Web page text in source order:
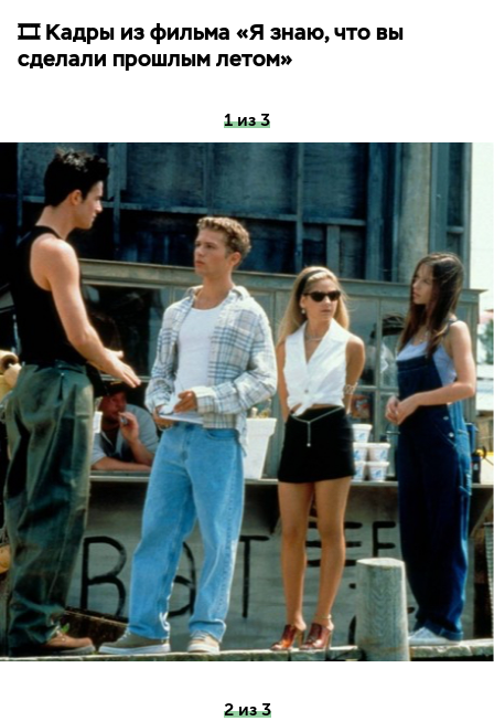
🎞 Кадры из фильма «Я знаю, что вы
сделали прошлым летом»
1 из 3
2 из 3